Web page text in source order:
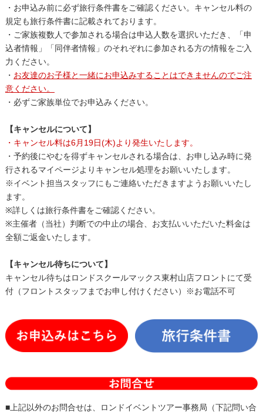
・お申込み前に必ず旅行条件書をご確認ください。キャンセル料の
規定も旅行条件書に記載されております。
・ご家族複数人で参加される場合は申込人数を選択いただき、「申
込者情報」「同伴者情報」のそれぞれに参加される方の情報をご入
力ください。
・ お友達のお子様と一緒にお申込みすることはできませんのでご注
意ください。
・必ずご家族単位でお申込みください。
【キャンセルについて】
・キャンセル料は6月19日(木)より発生いたします。
・予約後にやむを得ずキャンセルされる場合は、お申し込み時に発
行されるマイページよりキャンセル処理をお願いいたします。
※イベント担当スタッフにもご連絡いただきますようお願いいたし
ます。
※詳しくは旅行条件書をご確認ください。
※主催者（当社）判断での中止の場合、お支払いいただいた料金は
全額ご返金いたします。
【キャンセル待ちについて】
キャンセル待ちはロンドスクールマックス東村山店フロントにて受
付（フロントスタッフまでお申し付けください）※お電話不可
■上記以外のお問合せは、ロンドイベントツアー事務局（下記問い合